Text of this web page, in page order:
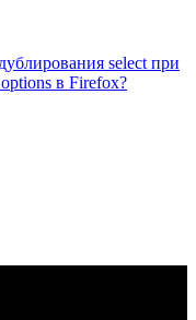
select при
в Firefox?